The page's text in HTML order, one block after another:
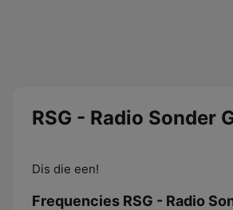
RSG - Radio Sonder
Dis die een!
Frequencies RSG - Radio